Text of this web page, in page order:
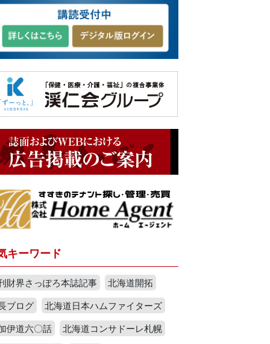
キーワード
財界さっぽろ本誌記事
北海道開拓
ブログ
北海道日本ハムファイターズ
伊道六〇話
北海道コンサドーレ札幌